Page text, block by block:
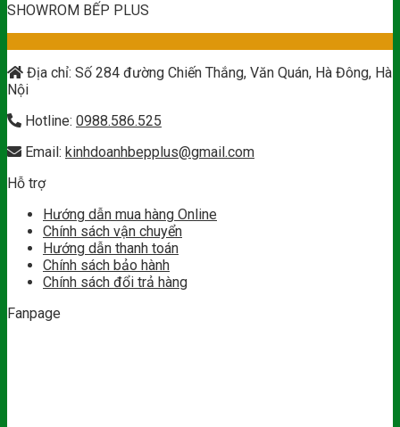
SHOWROM BẾP PLUS
Địa chỉ: Số 284 đường Chiến Thắng, Văn Quán, Hà Đông, Hà
Nội
Hotline: 0988.586.525
Email: kinhdoanhbepplus@gmail.com
Hỗ trợ
Hướng dẫn mua hàng Online
Chính sách vận chuyển
Hướng dẫn thanh toán
Chính sách bảo hành
Chính sách đổi trả hàng
Fanpage